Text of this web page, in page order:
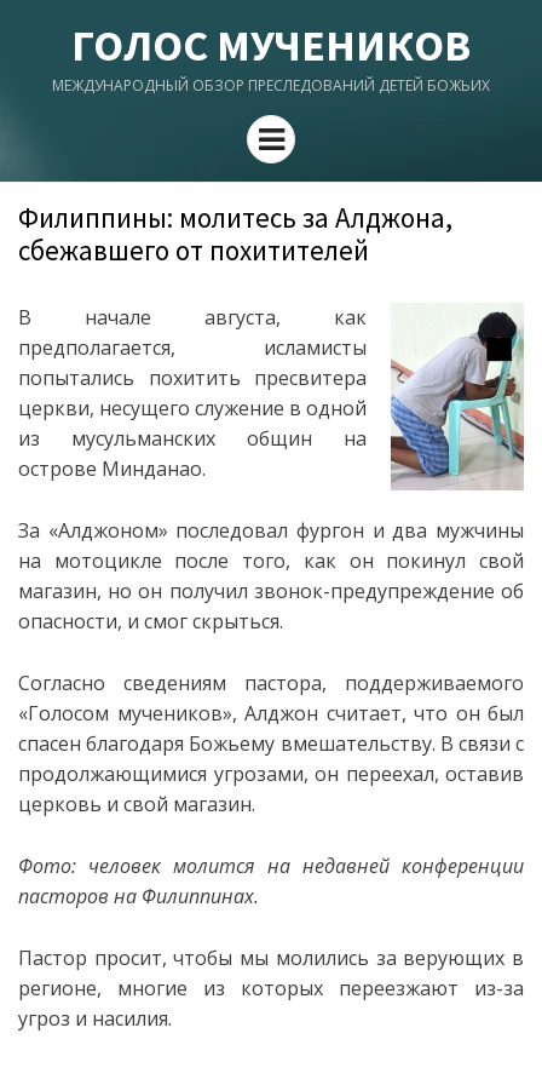
ГОЛОС МУЧЕНИКОВ
МЕЖДУНАРОДНЫЙ ОБЗОР ПРЕСЛЕДОВАНИЙ ДЕТЕЙ БОЖЬИХ
Menu
Филиппины: молитесь за Алджона,
сбежавшего от похитителей
В начале августа, как
предполагается, исламисты
попытались похитить пресвитера
церкви, несущего служение в одной
из мусульманских общин на
острове Минданао.
За «Алджоном» последовал фургон и два мужчины
на мотоцикле после того, как он покинул свой
магазин, но он получил звонок-предупреждение об
опасности, и смог скрыться.
Согласно сведениям пастора, поддерживаемого
«Голосом мучеников», Алджон считает, что он был
спасен благодаря Божьему вмешательству. В связи с
продолжающимися угрозами, он переехал, оставив
церковь и свой ​​магазин.
Фото: человек молится на недавней конференции
пасторов на Филиппинах.
Пастор просит, чтобы мы молились за верующих в
регионе, многие из которых переезжают из-за
угроз и насилия.